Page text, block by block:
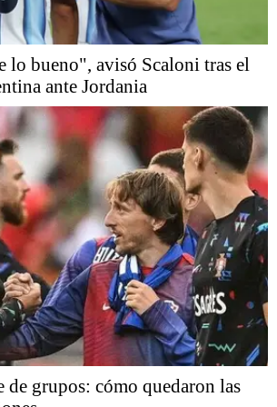
lo bueno", avisó Scaloni tras el
ante Jordania
de grupos: cómo quedaron las